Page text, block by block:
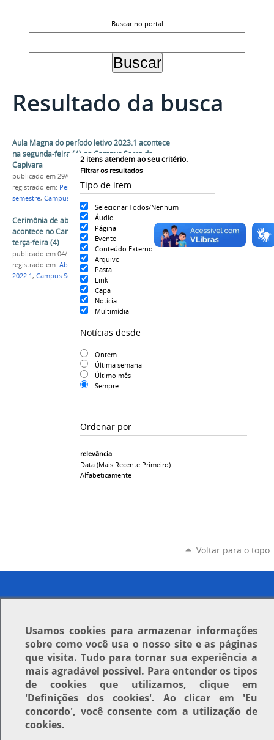
Buscar no portal
Resultado da busca
2 itens atendem ao seu critério.
Filtrar os resultados
Tipo de item
Selecionar Todos/Nenhum
Áudio
Página
Evento
Conteúdo Externo
Arquivo
Pasta
Link
Capa
Notícia
Multimídia
Notícias desde
Ontem
Última semana
Último mês
Sempre
Ordenar por
relevância
Data (mais Recente Primeiro)
Alfabeticamente
Aula Magna do período letivo 2023.1 acontece
na segunda-feira (4) no Campus Serra da
Capivara
publicado em 29/08/2023
registrado em: Período 2023.1,Abertura do
semestre, Campus Serra da Capivara
Cerimônia de abertura do Semestre 2022.1
acontece no Campus Senhor do Bonfim nesta
terça-feira (4)
publicado em 04/10/2022
registrado em: Abertura do semestre
2022.1, Campus Senhor do Bonfim
Voltar para o topo
Usamos cookiespara armazenar informações
sobre como você usa o nosso site e as páginas
que visita. Tudo para tornar sua experiência a
mais agradável possível. Para entender os tipos
de cookies que utilizamos, clique em
'Definições dos cookies'. Ao clicar em 'Eu
concordo', você consente com a utilização de
cookies.